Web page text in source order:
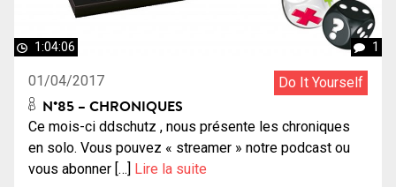
1:04:06 1
01/04/2017 Do It Yourself
N°85 – CHRONIQUES
Ce mois-ci ddschutz , nous présente les chroniques
en solo. Vous pouvez « streamer » notre podcast ou
vous abonner […]
Lire la suite